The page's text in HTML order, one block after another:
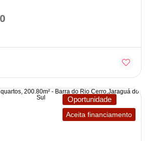
Oportunidade
Aceita financiamento